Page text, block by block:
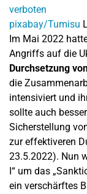
pixabay/Tumisu
Im Mai 2022
Angriffs auf die
Durchsetzung
die
intensiviert und
sollte auch
Sicherstellung
zur effektiveren
23.5.2022). Nun
I“ um das
ein verschärftes